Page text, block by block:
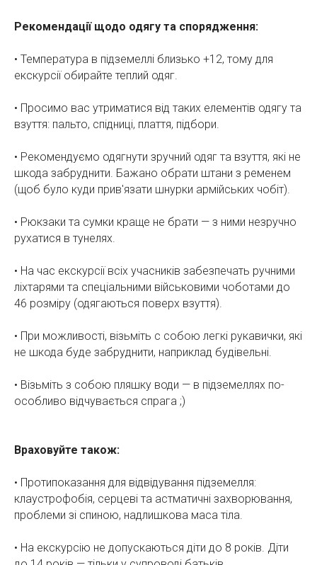
Рекомендації щодо одягу та спорядження:
• Температура в підземеллі близько +12, тому для
екскурсії обирайте теплий одяг.
• Просимо вас утриматися від таких елементів одягу та
взуття: пальто, спідниці, плаття, підбори.
• Рекомендуємо одягнути зручний одяг та взуття, які не
шкода забруднити. Бажано обрати штани з ременем
(щоб було куди прив'язати шнурки армійських чобіт).
• Рюкзаки та сумки краще не брати — з ними незручно
рухатися в тунелях.
• На час екскурсії всіх учасників забезпечать ручними
ліхтарями та спеціальними військовими чоботами до
46 розміру (одягаються поверх взуття).
• При можливості, візьміть с собою легкі рукавички, які
не шкода буде забруднити, наприклад будівельні.
• Візьміть з собою пляшку води — в підземеллях по-
особливо відчувається спрага ;)
Враховуйте також:
• Протипоказання для відвідування підземелля:
клаустрофобія, серцеві та астматичні захворювання,
проблеми зі спиною, надлишкова маса тіла.
• На екскурсію не допускаються діти до 8 років. Діти